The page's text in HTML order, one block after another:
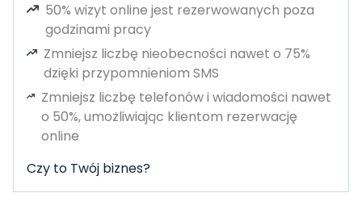
50% wizyt online jest rezerwowanych poza
godzinami pracy
Zmniejsz liczbę nieobecności nawet o 75%
dzięki przypomnieniom SMS
Zmniejsz liczbę telefonów i wiadomości nawet
o 50%, umożliwiając klientom rezerwację
online
Czy to Twój biznes?